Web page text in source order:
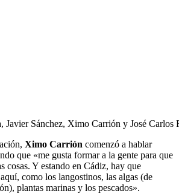
Javier Sánchez, Ximo Carrión y José Carlos
Ximo Carrión comenzó a hablar
que «me gusta formar a la gente para que
cosas. Y estando en Cádiz, hay que
como los langostinos, las algas (de
plantas marinas y los pescados».